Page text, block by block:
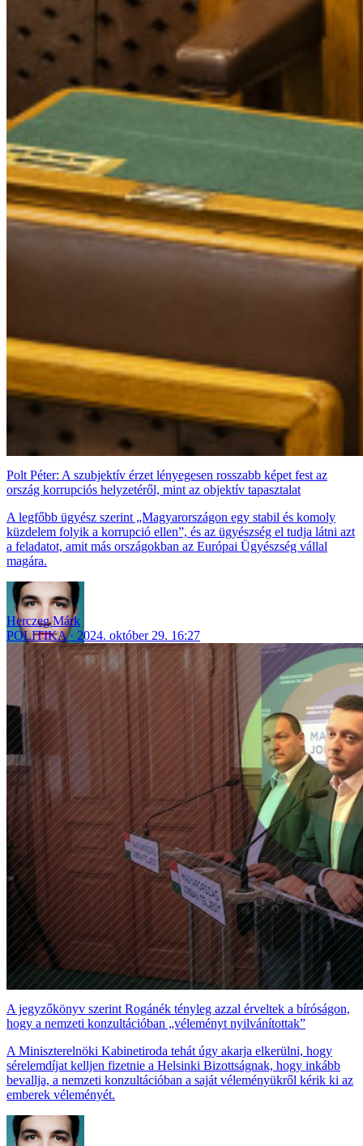
Polt Péter: A szubjektív érzet lényegesen rosszabb képet fest az
ország korrupciós helyzetéről, mint az objektív tapasztalat
A legfőbb ügyész szerint „Magyarországon egy stabil és komoly
küzdelem folyik a korrupció ellen”, és az ügyészség el tudja látni azt
a feladatot, amit más országokban az Európai Ügyészség vállal
magára.
Herczeg Márk
POLITIKA
2024. október 29. 16:27
A jegyzőkönyv szerint Rogánék tényleg azzal érveltek a bíróságon,
hogy a nemzeti konzultációban „véleményt nyilvánítottak”
A Miniszterelnöki Kabinetiroda tehát úgy akarja elkerülni, hogy
sérelemdíjat kelljen fizetnie a Helsinki Bizottságnak, hogy inkább
bevallja, a nemzeti konzultációban a saját véleményükről kérik ki az
emberek véleményét.